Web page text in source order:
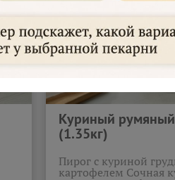
Куриный румяный
(1.35кг)
Пирог с куриной
картофелем Сочная